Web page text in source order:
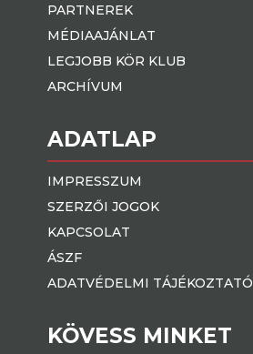
PARTNEREK
MÉDIAAJÁNLAT
LEGJOBB KÖR KLUB
ARCHÍVUM
ADATLAP
IMPRESSZUM
SZERZŐI JOGOK
KAPCSOLAT
ÁSZF
ADATVÉDELMI TÁJÉKOZTATÓ
KÖVESS MINKET